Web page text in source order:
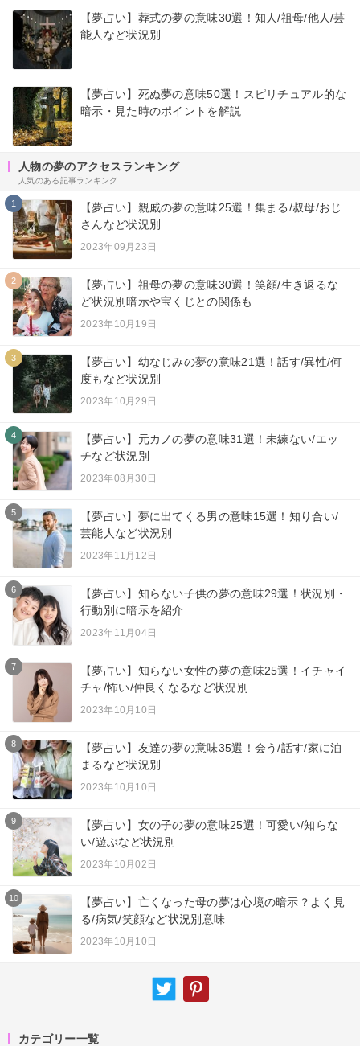
【夢占い】葬式の夢の意味30選！知人/祖母/他人/芸
能人など状況別
【夢占い】死ぬ夢の意味50選！スピリチュアル的な
暗示・見た時のポイントを解説
人物の夢のアクセスランキング
人気のある記事ランキング
1
【夢占い】親戚の夢の意味25選！集まる/叔母/おじ
さんなど状況別
2023年09月23日
2
【夢占い】祖母の夢の意味30選！笑顔/生き返るな
ど状況別暗示や宝くじとの関係も
2023年10月19日
3
【夢占い】幼なじみの夢の意味21選！話す/異性/何
度もなど状況別
2023年10月29日
4
【夢占い】元カノの夢の意味31選！未練ない/エッ
チなど状況別
2023年08月30日
5
【夢占い】夢に出てくる男の意味15選！知り合い/
芸能人など状況別
2023年11月12日
6
【夢占い】知らない子供の夢の意味29選！状況別・
行動別に暗示を紹介
2023年11月04日
7
【夢占い】知らない女性の夢の意味25選！イチャイ
チャ/怖い/仲良くなるなど状況別
2023年10月10日
8
【夢占い】友達の夢の意味35選！会う/話す/家に泊
まるなど状況別
2023年10月10日
9
【夢占い】女の子の夢の意味25選！可愛い/知らな
い/遊ぶなど状況別
2023年10月02日
10
【夢占い】亡くなった母の夢は心境の暗示？よく見
る/病気/笑顔など状況別意味
2023年10月10日
カテゴリー一覧